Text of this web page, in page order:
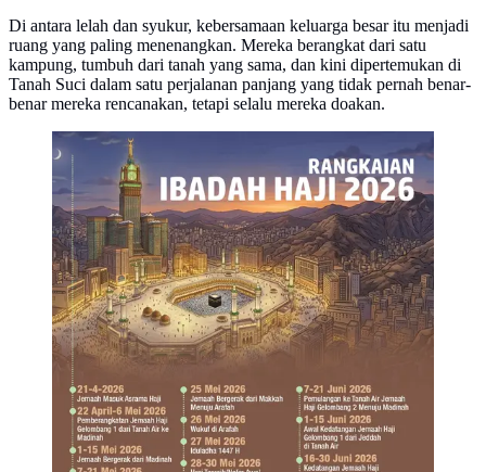
Di antara lelah dan syukur, kebersamaan keluarga besar itu menjadi
ruang yang paling menenangkan. Mereka berangkat dari satu
kampung, tumbuh dari tanah yang sama, dan kini dipertemukan di
Tanah Suci dalam satu perjalanan panjang yang tidak pernah benar-
benar mereka rencanakan, tetapi selalu mereka doakan.
Infografis Rangkaian Ibadah Haji 2026.
(Liputan6.com/Abdillah)